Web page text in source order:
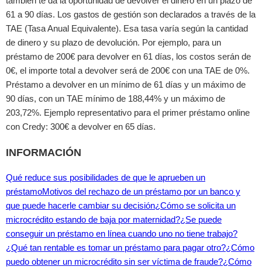
61 a 90 días. Los gastos de gestión son declarados a través de la
TAE (Tasa Anual Equivalente). Esa tasa varía según la cantidad
de dinero y su plazo de devolución. Por ejemplo, para un
préstamo de 200€ para devolver en 61 días, los costos serán de
0€, el importe total a devolver será de 200€ con una TAE de 0%.
Préstamo a devolver en un mínimo de 61 días y un máximo de
90 días, con un TAE mínimo de 188,44% y un máximo de
203,72%. Ejemplo representativo para el primer préstamo online
con Credy: 300€ a devolver en 65 días.
INFORMACIÓN
Qué reduce sus posibilidades de que le aprueben un
préstamoMotivos del rechazo de un préstamo por un banco y
que puede hacerle cambiar su decisión¿Cómo se solicita un
microcrédito estando de baja por maternidad?¿Se puede
conseguir un préstamo en línea cuando uno no tiene trabajo?
¿Qué tan rentable es tomar un préstamo para pagar otro?¿Cómo
puedo obtener un microcrédito sin ser víctima de fraude?¿Cómo